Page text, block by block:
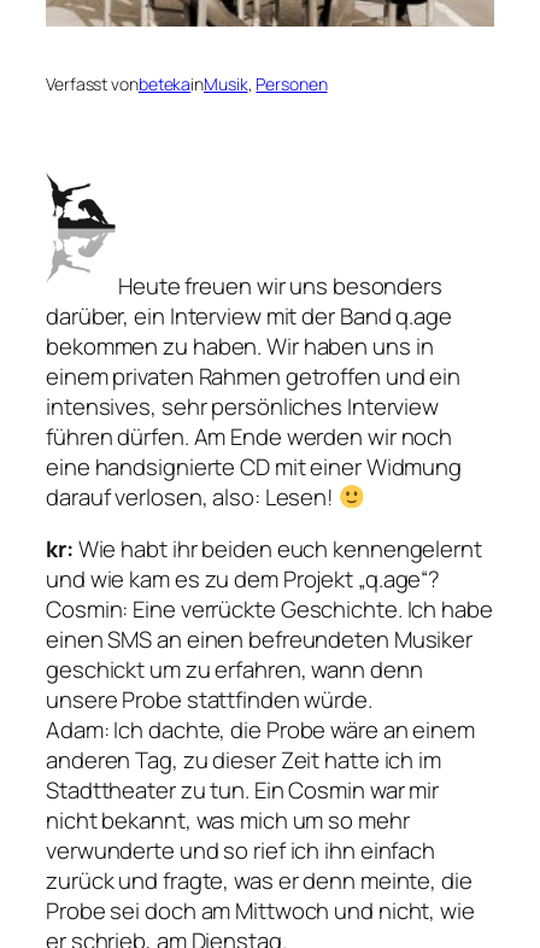
Verfasst vonbetekainMusik, Personen
Heute freuen wir uns besonders
darüber, ein Interview mit der Band q.age
bekommen zu haben. Wir haben uns in
einem privaten Rahmen getroffen und ein
intensives, sehr persönliches Interview
führen dürfen. Am Ende werden wir noch
eine handsignierte CD mit einer Widmung
darauf verlosen, also: Lesen!
kr:Wie habt ihr beiden euch kennengelernt
und wie kam es zu dem Projekt „q.age“?
Cosmin: Eine verrückte Geschichte. Ich habe
einen SMS an einen befreundeten Musiker
geschickt um zu erfahren, wann denn
unsere Probe stattfinden würde.
Adam: Ich dachte, die Probe wäre an einem
anderen Tag, zu dieser Zeit hatte ich im
Stadttheater zu tun. Ein Cosmin war mir
nicht bekannt, was mich um so mehr
verwunderte und so rief ich ihn einfach
zurück und fragte, was er denn meinte, die
Probe sei doch am Mittwoch und nicht, wie
er schrieb, am Dienstag.